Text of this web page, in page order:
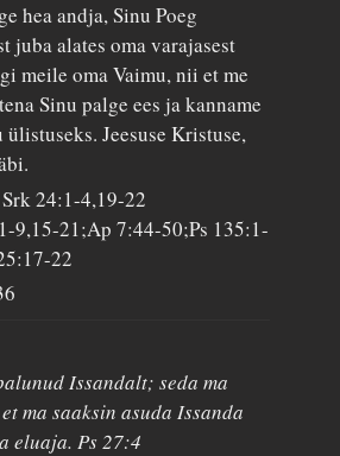
hea andja, Sinu Poeg
juba alates oma varajasest
meile oma Vaimu, nii et me
Sinu palge ees ja kanname
Jeesuse Kristuse,
24:1-4,19-22
9,15-21;Ap 7:44-50;Ps 135:1-
22
Issandalt; seda ma
ma saaksin asuda Issanda
eluaja. Ps 27:4